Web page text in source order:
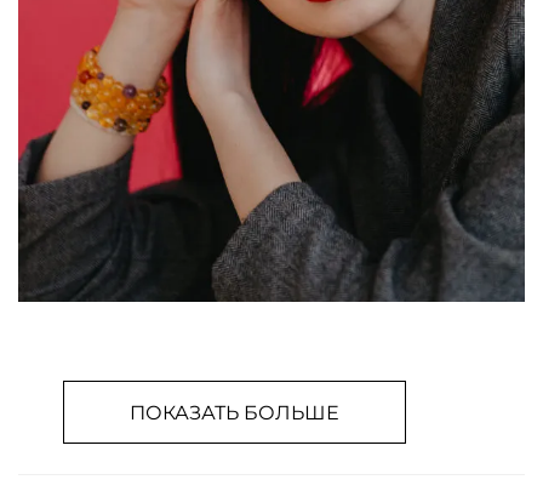
ПОКАЗАТЬ БОЛЬШЕ